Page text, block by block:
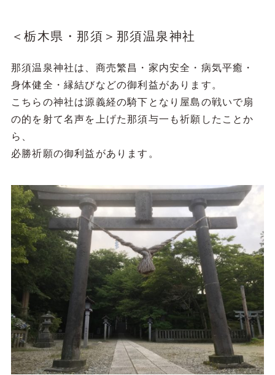
＜栃木県・那須＞那須温泉神社
那須温泉神社は、商売繁昌・家内安全・病気平癒・
身体健全・縁結びなどの御利益があります。
こちらの神社は源義経の騎下となり屋島の戦いで扇
の的を射て名声を上げた那須与一も祈願したことか
ら、
必勝祈願の御利益があります。